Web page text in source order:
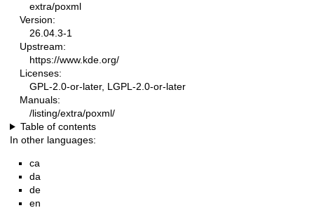
extra/poxml
Version:
26.04.3-1
Upstream:
https://www.kde.org/
Licenses:
GPL-2.0-or-later, LGPL-2.0-or-later
Manuals:
/listing/extra/poxml/
Table of contents
In other languages:
ca
da
de
en